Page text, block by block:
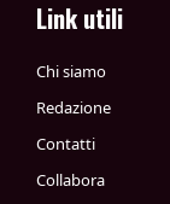
Link utili
Chi siamo
Redazione
Contatti
Collabora